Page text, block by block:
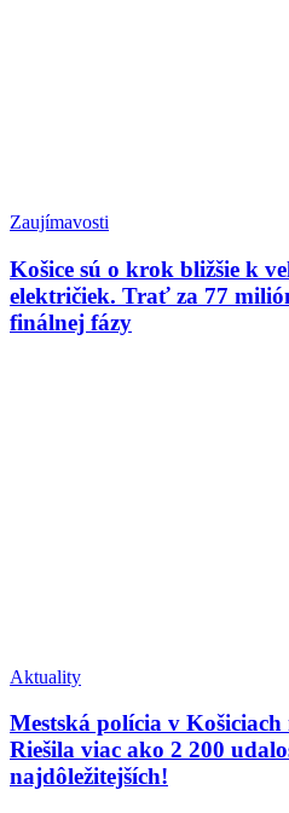
Zaujímavosti
Košice sú o krok bližšie k
električiek. Trať za 77
finálnej fázy
Aktuality
Mestská polícia v
Riešila viac ako 2 200
najdôležitejších!